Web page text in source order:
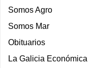
Somos Agro
Somos Mar
Obituarios
La Galicia Económica